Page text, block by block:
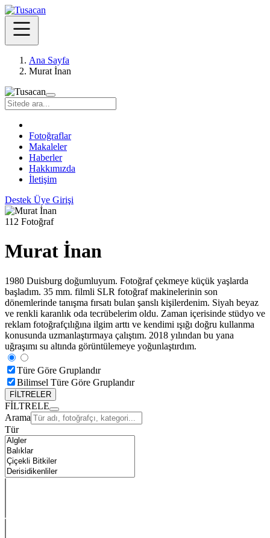
Ana Sayfa
Murat İnan
Fotoğraflar
Makaleler
Haberler
Hakkımızda
İletişim
Destek Üye Girişi
112 Fotoğraf
Murat İnan
1980 Duisburg doğumluyum. Fotoğraf çekmeye küçük yaşlarda
başladım. 35 mm. filmli SLR fotoğraf makinelerinin son
dönemlerinde tanışma fırsatı bulan şanslı kişilerdenim. Siyah beyaz
ve renkli karanlık oda tecrübelerim oldu. Zaman içerisinde stüdyo ve
reklam fotoğrafçılığına ilgim arttı ve kendimi ışığı doğru kullanma
konusunda uzmanlaştırmaya çalıştım. 2018 yılından bu yana
uğraşımı su altında görüntülemeye yoğunlaştırdım.
Türe Göre Gruplandır
Bilimsel Türe Göre Gruplandır
FİLTRELER
FİLTRELE
Arama
Tür